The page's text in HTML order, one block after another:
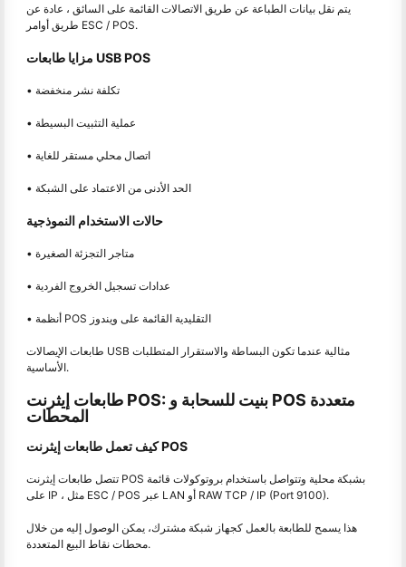
يتم نقل بيانات الطباعة عن طريق الاتصالات القائمة على السائق ، عادة عن
طريق أوامر ESC / POS.
مزايا طابعات USB POS
• تكلفة نشر منخفضة
• عملية التثبيت البسيطة
• اتصال محلي مستقر للغاية
• الحد الأدنى من الاعتماد على الشبكة
حالات الاستخدام النموذجية
• متاجر التجزئة الصغيرة
• عدادات تسجيل الخروج الفردية
• أنظمة POS التقليدية القائمة على ويندوز
طابعات الإيصالات USB مثالية عندما تكون البساطة والاستقرار المتطلبات
الأساسية.
طابعات إيثرنت POS: بنيت للسحابة و POS متعددة
المحطات
كيف تعمل طابعات إيثرنت POS
تتصل طابعات إيثرنت POS بشبكة محلية وتتواصل باستخدام بروتوكولات قائمة
على IP ، مثل ESC / POS عبر LAN أو RAW TCP / IP (Port 9100).
هذا يسمح للطابعة بالعمل كجهاز شبكة مشترك، يمكن الوصول إليه من خلال
محطات نقاط البيع المتعددة.